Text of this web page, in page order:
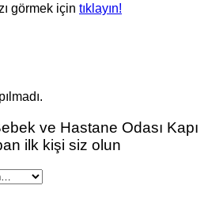
görmek için tıklayın!
ve Hastane Odası Kapı
ilk kişi siz olun